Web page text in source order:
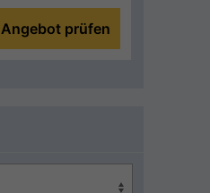
Angebot prüfen